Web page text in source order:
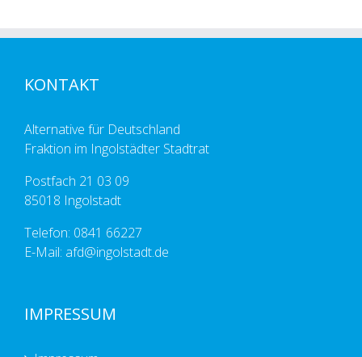
KONTAKT
Alternative für Deutschland
Fraktion im Ingolstädter Stadtrat
Postfach 21 03 09
85018 Ingolstadt
Telefon: 0841 66227
E-Mail: afd@ingolstadt.de
IMPRESSUM